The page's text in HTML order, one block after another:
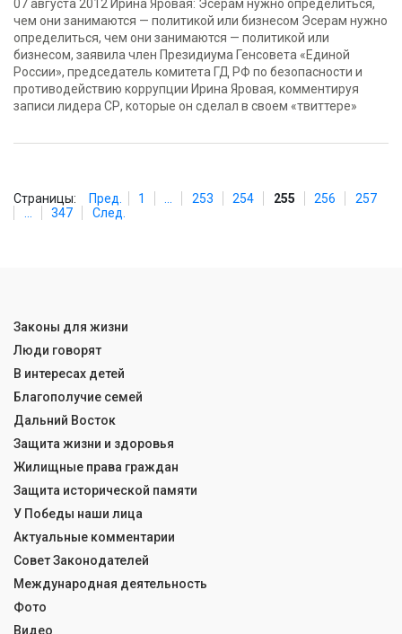
07 августа 2012 Ирина Яровая: Эсерам нужно определиться,
чем они занимаются — политикой или бизнесом Эсерам нужно
определиться, чем они занимаются — политикой или
бизнесом, заявила член Президиума Генсовета «Единой
России», председатель комитета ГД РФ по безопасности и
противодействию коррупции Ирина Яровая, комментируя
записи лидера СР, которые он сделал в своем «твиттере»
Страницы: Пред. 1 253 254 255 256
257
347 След.
Законы для жизни
Люди говорят
В интересах детей
Благополучие семей
Дальний Восток
Защита жизни и здоровья
Жилищные права граждан
Защита исторической памяти
У Победы наши лица
Актуальные комментарии
Совет Законодателей
Международная деятельность
Фото
Видео